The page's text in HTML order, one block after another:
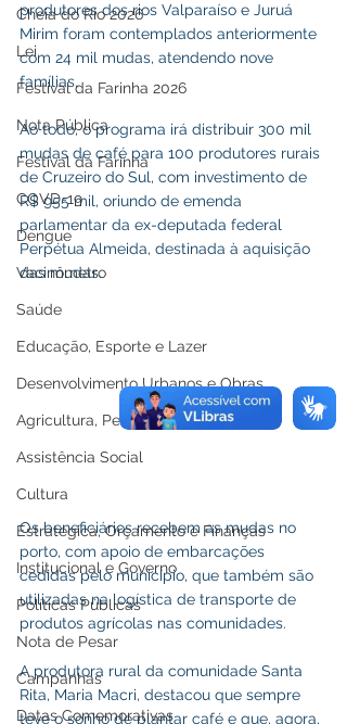
Cheia do Rio 2026
Lei
Festival da Farinha 2026
Nota Pública
Festival da Farinha
COVD-19
Dengue
Vacinômetro
Saúde
Educação, Esporte e Lazer
Desenvolvimento Urbanos e Obras
Agricultura, Pesca e Abastecimento
Assistência Social
Cultura
Estratégica, Orçamento e Finanças
Institucional e Governo
Políticas Públicas
Nota de Pesar
Campanhas
Datas Comemorativas
produtores dos rios Valparaíso e Juruá
Mirim foram contemplados anteriormente
com 24 mil mudas, atendendo nove
famílias.
Ao todo, o programa irá distribuir 300 mil
mudas de café para 100 produtores rurais
de Cruzeiro do Sul, com investimento de
R$ 955 mil, oriundo de emenda
parlamentar da ex-deputada federal
Perpétua Almeida, destinada à aquisição
das mudas.
Os beneficiários recebem as mudas no
porto, com apoio de embarcações
cedidas pelo município, que também são
utilizadas na logística de transporte de
produtos agrícolas nas comunidades.
A produtora rural da comunidade Santa
Rita, Maria Macri, destacou que sempre
teve o sonho de plantar café e que, agora,